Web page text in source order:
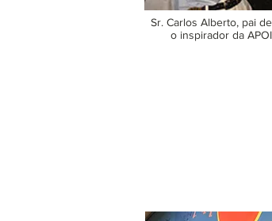
Sr. Carlos Alberto, pai
o inspirador da